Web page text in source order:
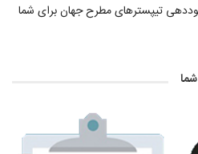
تیپسترهای مطرح جهان برای شما